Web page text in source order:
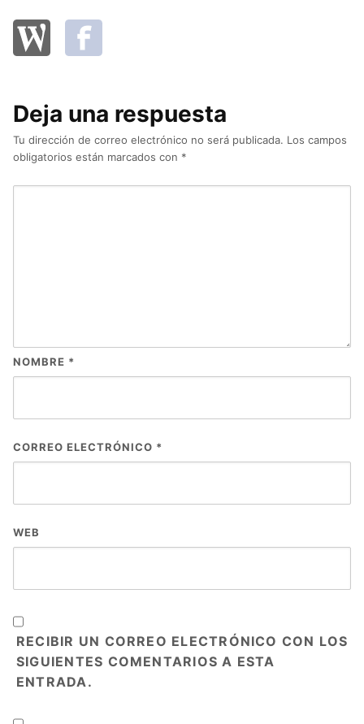
Deja una respuesta
Tu dirección de correo electrónico no será publicada. Los campos
obligatorios están marcados con *
NOMBRE *
CORREO ELECTRÓNICO *
WEB
RECIBIR UN CORREO ELECTRÓNICO CON LOS
SIGUIENTES COMENTARIOS A ESTA
ENTRADA.